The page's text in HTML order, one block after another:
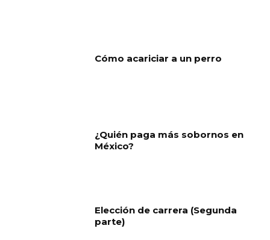
Cómo acariciar a un perro
¿Quién paga más sobornos en
México?
Elección de carrera (Segunda
parte)